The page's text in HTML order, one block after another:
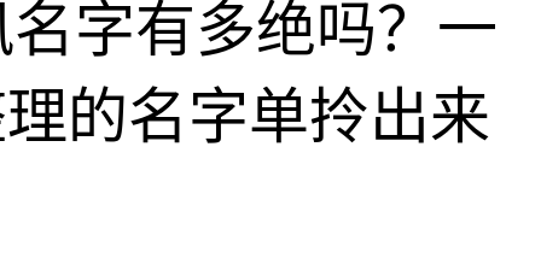
字有多绝吗？一
的名字单拎出来